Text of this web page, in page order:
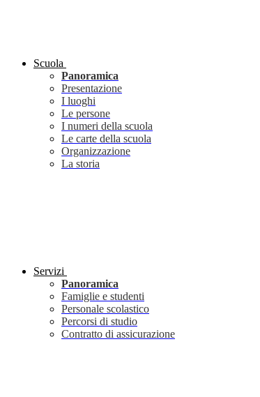
Scuola
Panoramica
Presentazione
I luoghi
Le persone
I numeri della scuola
Le carte della scuola
Organizzazione
La storia
Servizi
Panoramica
Famiglie e studenti
Personale scolastico
Percorsi di studio
Contratto di assicurazione